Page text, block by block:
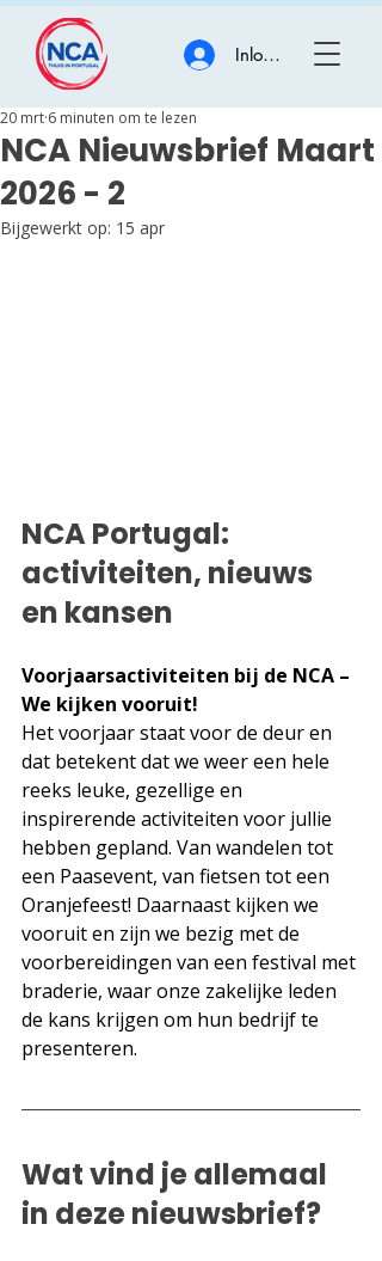
Inloggen
NCA Nieuwsbrief Maart
2026 - 2
20 mrt 6 minuten om te lezen
Bijgewerkt op: 15 apr
NCA Portugal:
activiteiten, nieuws
en kansen
Voorjaarsactiviteiten bij de NCA –
We kijken vooruit!
Het voorjaar staat voor de deur en
dat betekent dat we weer een hele
reeks leuke, gezellige en
inspirerende activiteiten voor jullie
hebben gepland. Van wandelen tot
een Paasevent, van fietsen tot een
Oranjefeest! Daarnaast kijken we
vooruit en zijn we bezig met de
voorbereidingen van een festival met
braderie, waar onze zakelijke leden
de kans krijgen om hun bedrijf te
presenteren.
Wat vind je allemaal
in deze nieuwsbrief?